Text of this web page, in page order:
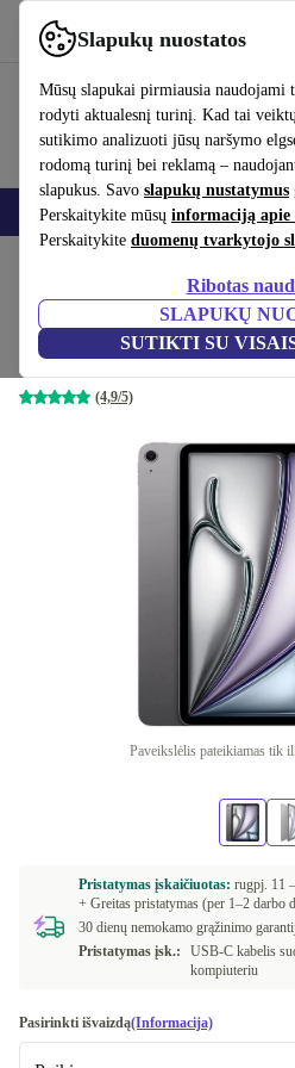
Slapukų nuostatos
Mūsų slapukai pirmiausia naudojami
rodyti aktualesnį turinį. Kad tai
sutikimo analizuoti jūsų naršymo
rodomą turinį bei reklamą –
slapukus. Savo slapukų nustatymus
Perskaitykite mūsų informaciją apie
Perskaitykite duomenų tvarkytojo
Ribotas
SLAPUKŲ
SUTIKTI SU
Naudok refurbed greitai ir paprastai
Išmanieji telefonai Nešiojamieji
iPad Air (2024) | 13"
128 GB | Kosminė pilka
(4,9/5)
Paveikslėlis pateikiamas tik
Pristatymas įskaičiuotas: rugpj. 11 –
+ Greitas pristatymas (per 1–2 darbo
30 dienų nemokamo grąžinimo
Pristatymas įsk.:
USB-C kabelis
kompiuteriu
Pasirinkti išvaizdą(Informacija)